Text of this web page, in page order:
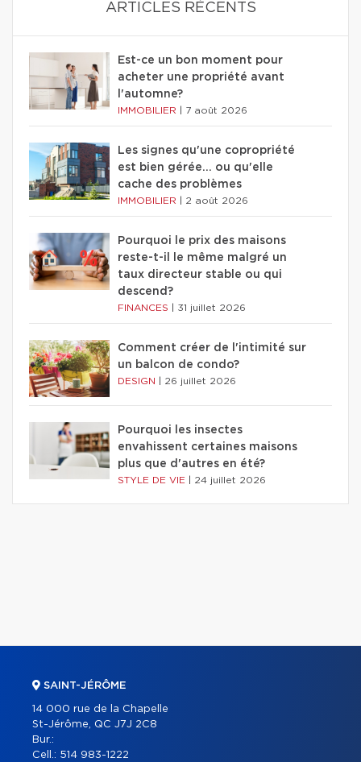
ARTICLES RÉCENTS
Est-ce un bon moment pour
acheter une propriété avant
l'automne?
IMMOBILIER 7 août 2026
Les signes qu'une copropriété
est bien gérée… ou qu'elle
cache des problèmes
IMMOBILIER 2 août 2026
Pourquoi le prix des maisons
reste-t-il le même malgré un
taux directeur stable ou qui
descend?
FINANCES 31 juillet 2026
Comment créer de l'intimité sur
un balcon de condo?
DESIGN 26 juillet 2026
Pourquoi les insectes
envahissent certaines maisons
plus que d'autres en été?
STYLE DE VIE 24 juillet 2026
SAINT-JÉRÔME
14 000 rue de la Chapelle
St-Jérôme, QC J7J 2C8
Bur.:
Cell.: 514 983-1222